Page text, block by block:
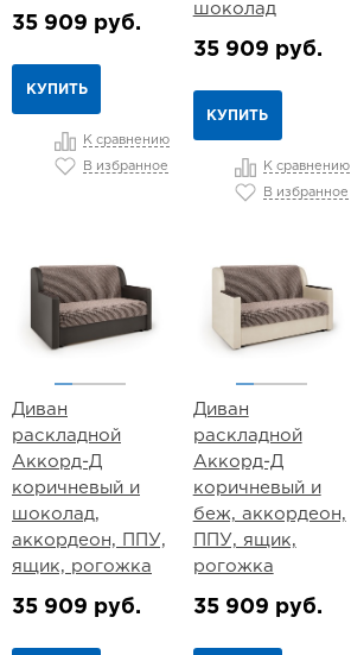
35 909 руб.
КУПИТЬ
К сравнению
В избранное
шоколад
35 909 руб.
КУПИТЬ
К сравнению
В избранное
Диван
раскладной
Аккорд-Д
коричневый и
шоколад,
аккордеон, ППУ,
ящик, рогожка
35 909 руб.
Диван
раскладной
Аккорд-Д
коричневый и
беж, аккордеон,
ППУ, ящик,
рогожка
35 909 руб.